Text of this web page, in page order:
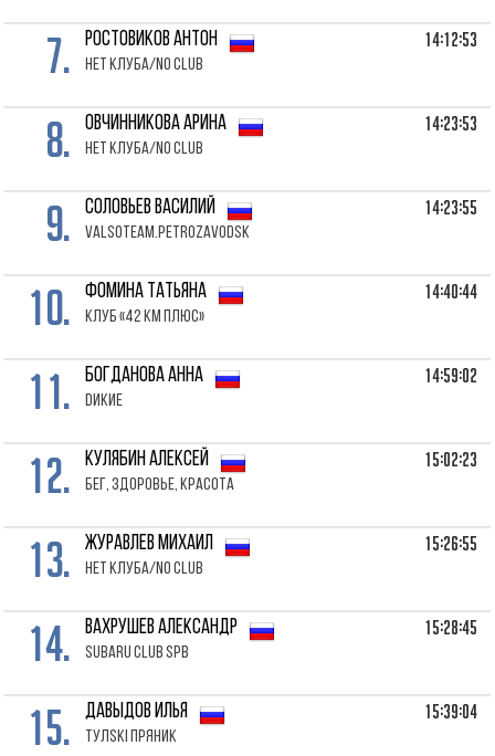
7. РОСТОВИКОВ Антон
Нет клуба/No club
14:12:53
8. ОВЧИННИКОВА Арина
Нет клуба/No club
14:23:53
9. СОЛОВЬЕВ Василий
ValsoTeam.Petrozavodsk
14:23:55
10. ФОМИНА Татьяна
Клуб «42 км плюс»
14:40:44
11. БОГДАНОВА Анна
Dикие
14:59:02
12. КУЛЯБИН Алексей
Бег, здоровье, красота
15:02:23
13. ЖУРАВЛЕВ Михаил
Нет клуба/No club
15:26:55
14. ВАХРУШЕВ Александр
Subaru Club SPb
15:28:45
15. ДАВЫДОВ Илья
ТулSki пряник
15:39:04